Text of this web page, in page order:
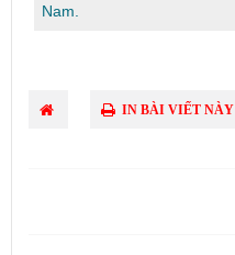
Nam.
IN BÀI VIẾT NÀY